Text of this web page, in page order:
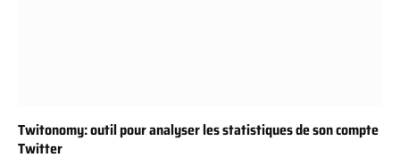
Twitonomy: outil pour analyser les statistiques de son compte
Twitter